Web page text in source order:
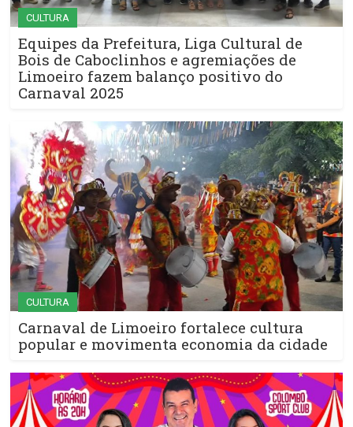
CULTURA
Equipes da Prefeitura, Liga Cultural de
Bois de Caboclinhos e agremiações de
Limoeiro fazem balanço positivo do
Carnaval 2025
CULTURA
Carnaval de Limoeiro fortalece cultura
popular e movimenta economia da cidade